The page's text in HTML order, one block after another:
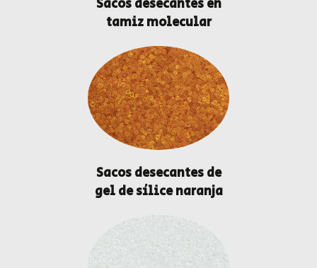
Sacos desecantes en
tamiz molecular
Sacos desecantes de
gel de sílice naranja